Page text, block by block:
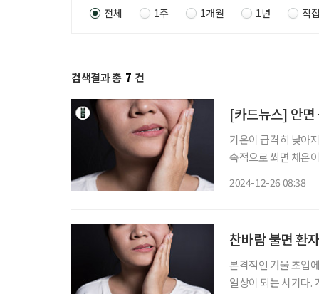
전체 1주 1개월 1년 직
검색결과 총 7 건
[카드뉴스] 안면
기온이 급격히 낮아
속적으로 쐬면 체온
2024-12-26 08:38
찬바람 불면 환
본격적인 겨울 초입
일상이 되는 시기다.